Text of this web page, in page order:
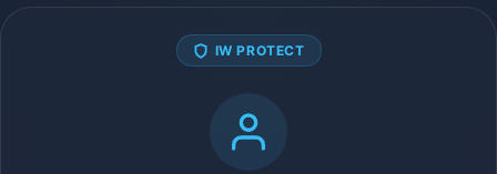
IW PROTECT